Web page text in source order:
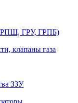
ГРУ, ГРПБ)
клапаны газа
ЗЗУ